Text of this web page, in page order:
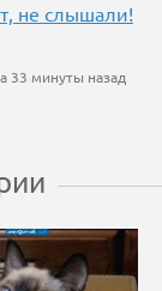
не слышали!
33 минуты назад